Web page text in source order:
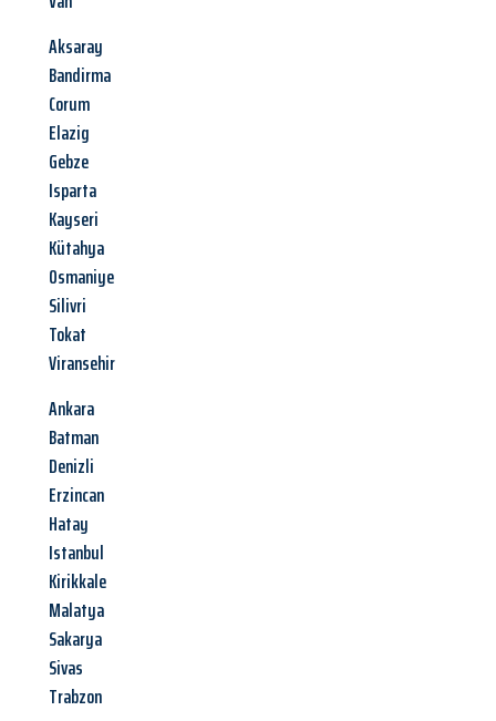
Aksaray
Bandirma
Corum
Elazig
Gebze
Isparta
Kayseri
Kütahya
Osmaniye
Silivri
Tokat
Viransehir
Ankara
Batman
Denizli
Erzincan
Hatay
Istanbul
Kirikkale
Malatya
Sakarya
Sivas
Trabzon